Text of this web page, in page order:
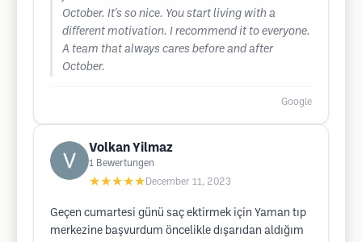
October. It's so nice. You start living with a
different motivation. I recommend it to everyone.
A team that always cares before and after
October.
Google
Volkan Yilmaz
1 Bewertungen
★★★★★ December 11, 2023
Geçen cumartesi günü saç ektirmek için Yaman tıp
merkezine başvurdum öncelikle dışarıdan aldığım